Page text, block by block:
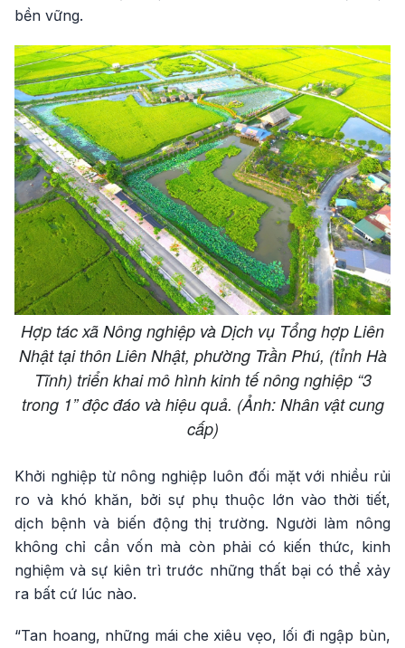
bền vững.
Hợp tác xã Nông nghiệp và Dịch vụ Tổng hợp Liên
Nhật tại thôn Liên Nhật, phường Trần Phú, (tỉnh Hà
Tĩnh) triển khai mô hình kinh tế nông nghiệp “3
trong 1” độc đáo và hiệu quả. (Ảnh: Nhân vật cung
cấp)
Khởi nghiệp từ nông nghiệp luôn đối mặt với nhiều rủi
ro và khó khăn, bởi sự phụ thuộc lớn vào thời tiết,
dịch bệnh và biến động thị trường. Người làm nông
không chỉ cần vốn mà còn phải có kiến thức, kinh
nghiệm và sự kiên trì trước những thất bại có thể xảy
ra bất cứ lúc nào.
“Tan hoang, những mái che xiêu vẹo, lối đi ngập bùn,